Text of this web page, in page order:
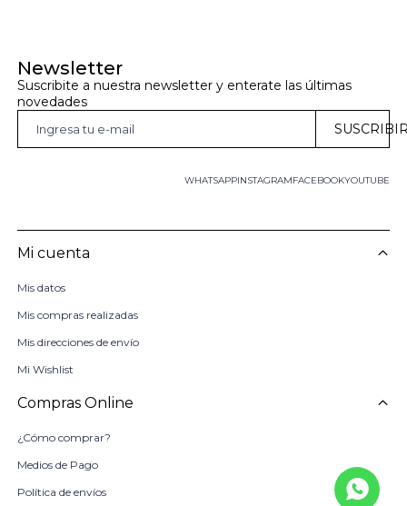
Newsletter
Suscribite a nuestra newsletter y enterate las últimas
novedades
WHATSAPP FACEBOOKYOUTUBE
INSTAGRAM
Mi cuenta
Mis datos
Mis compras realizadas
Mis direcciones de envío
Mi Wishlist
Compras Online
¿Cómo comprar?
Medios de Pago
Política de envíos